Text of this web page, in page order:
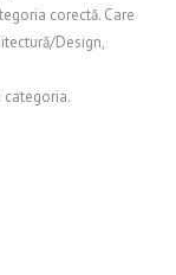
corectă. Care
Design,